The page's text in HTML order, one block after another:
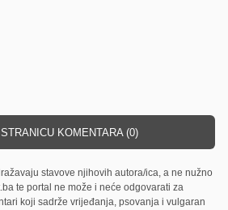
KOMENTARA (0)
stavove njihovih autora/ica, a ne nužno
te portal ne može i neće odgovarati za
koji sadrže vrijeđanja, psovanja i vulgaran